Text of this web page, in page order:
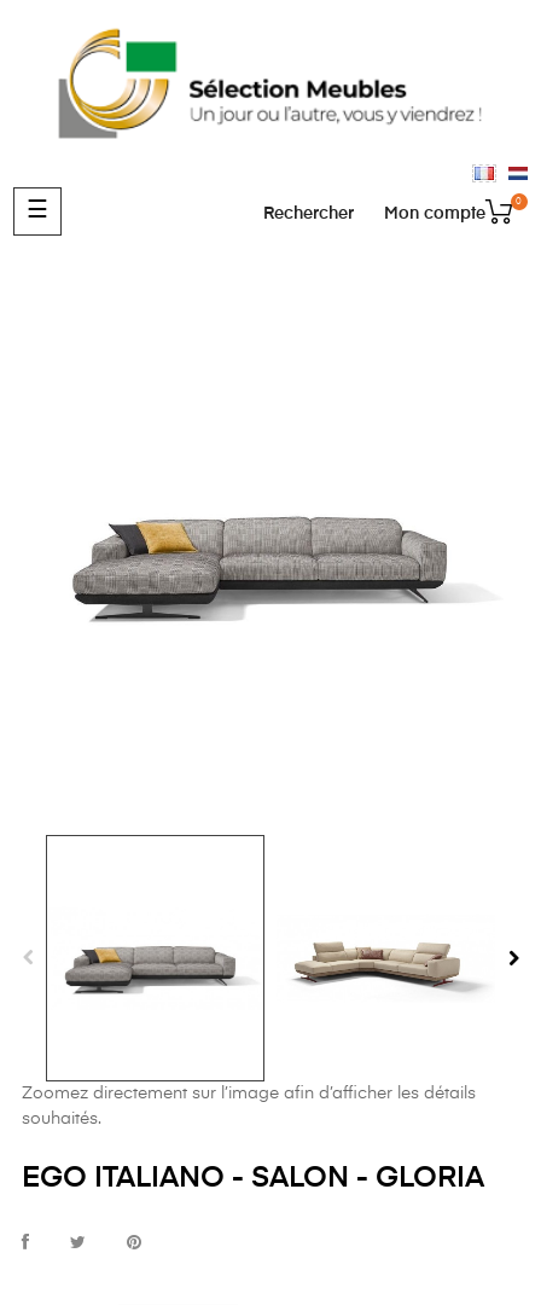
Basculer
la
☰ 0
Mon compte
Rechercher
Zoomez directement sur l’image afin d’afficher les détails
souhaités.
EGO ITALIANO - SALON - GLORIA